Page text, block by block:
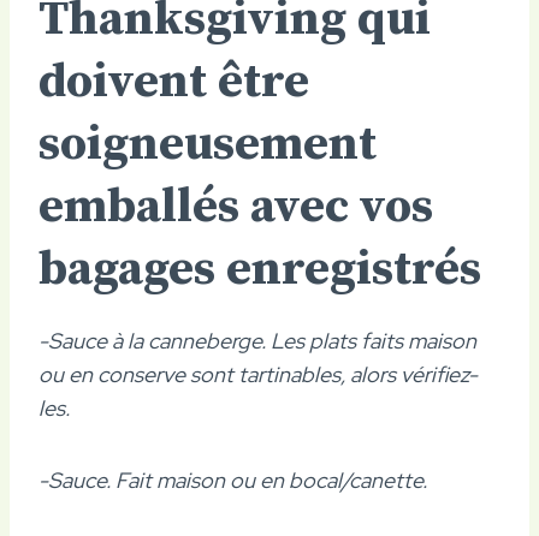
Thanksgiving qui
doivent être
soigneusement
emballés avec vos
bagages enregistrés
-Sauce à la canneberge. Les plats faits maison
ou en conserve sont tartinables, alors vérifiez-
les.
-Sauce. Fait maison ou en bocal/canette.